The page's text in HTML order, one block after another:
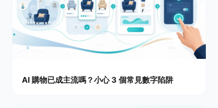
AI 購物已成主流嗎？小心 3 個常見數字陷阱